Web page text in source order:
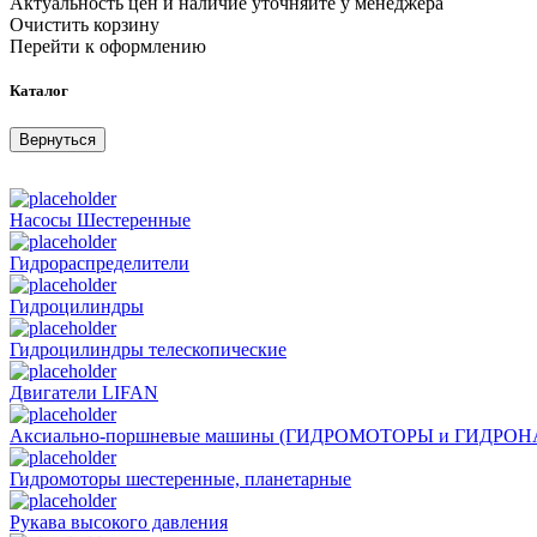
Очистить корзину
Перейти к оформлению
Каталог
Вернуться
Насосы Шестеренные
Гидрораспределители
Гидроцилиндры
Гидроцилиндры телескопические
Двигатели LIFAN
Аксиально-поршневые машины (ГИДРОМОТОРЫ и
Гидромоторы шестеренные, планетарные
Рукава высокого давления